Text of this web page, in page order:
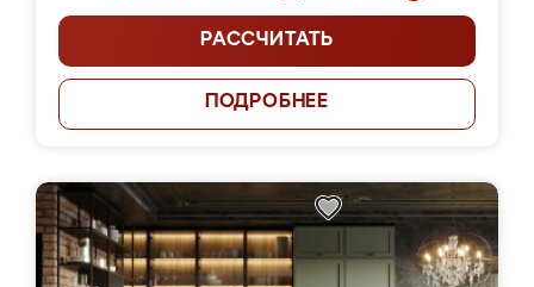
РАССЧИТАТЬ
ПОДРОБНЕЕ